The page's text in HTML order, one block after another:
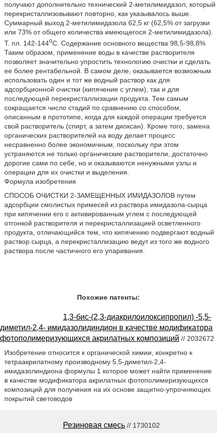
получают дополнительно технический 2-метилимидазол, который
перекристаллизовывают повторно, как указывалось выше.
Суммарный выход 2-метилимидазола 62,5 кг (62,5% от загрузки
или 73% от общего количества имеющегося 2-метилимидазола).
Т. пл. 142-144оС. Содержание основного вещества 98,5-98,8%
Таким образом, применение воды в качестве растворителя
позволяет значительно упростить технологию очистки и сделать
ее более рентабельной. В самом деле, оказывается возможным
использовать один и тот же водный раствор как для
адсорбционной очистки (кипячение с углем), так и для
последующей перекристаллизации продукта. Тем самым
сокращается число стадий по сравнению со способом,
описанным в прототипе, когда для каждой операции требуется
свой растворитель (спирт, а затем диоксан). Кроме того, замена
органических растворителей на воду делает процесс
несравненно более экономичным, поскольку при этом
устраняются не только органические растворители, достаточно
дорогие сами по себе, но и оказываются ненужными узлы и
операции для их очистки и выделения.
Формула изобретения
СПОСОБ ОЧИСТКИ 2-ЗАМЕЩЕННЫХ ИМИДАЗОЛОВ путем
адсорбции смолистых примесей из раствора имидазола-сырца
при кипячении его с активированным углем с последующей
отгонкой растворителя и перекристаллизацией осветленного
продукта, отличающийся тем, что кипячению подвергают водный
раствор сырца, а перекристаллизацию ведут из того же водного
раствора после частичного его упаривания.
Похожие патенты:
1,3-бис-(2,3-диакрилоилоксипропил) -5,5-
диметил-2,4- имидазолидиндион в качестве модификатора
фотополимеризующихся акрилатных композиций // 2032672
Изобретение относится к органической химии, конкретно к
тетраакрилатному производному 5,5-диметил-2,4-
имидазолиндиона формулы 1 которое может найти применение
в качестве модификатора акрилатных фотополимеризующихся
композиций для получения на их основе защитно-упрочняющих
покрытий световодов
Резиновая смесь // 1730102